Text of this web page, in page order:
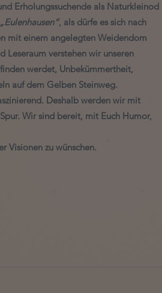
Erholungssuchende als Naturkleinod
„Eulenhausen“, als dürfe es sich nach
mit einem angelegten Weidendom
Leseraum verstehen wir unseren
werdet, Unbekümmertheit,
auf dem Gelben Steinweg.
Deshalb werden wir mit
Wir sind bereit, mit Euch Humor,
Visionen zu wünschen.